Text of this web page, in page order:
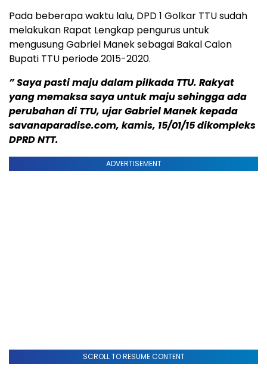
Pada beberapa waktu lalu, DPD 1 Golkar TTU sudah
melakukan Rapat Lengkap pengurus untuk
mengusung Gabriel Manek sebagai Bakal Calon
Bupati TTU periode 2015-2020.
” Saya pasti maju dalam pilkada TTU. Rakyat
yang memaksa saya untuk maju sehingga ada
perubahan di TTU, ujar Gabriel Manek kepada
savanaparadise.com, kamis, 15/01/15 dikompleks
DPRD NTT.
ADVERTISEMENT
SCROLL TO RESUME CONTENT